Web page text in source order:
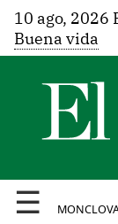
10 ago, 2026
Buena vida
☰